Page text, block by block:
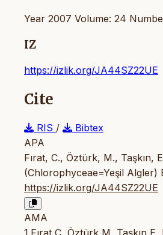
Year 2007 Volume: 24
IZ
https://izlik.org/JA44SZ22UE
Cite
RIS /
Bibtex
APA
Fırat, C., Öztürk, M., Taşkın,
(Chlorophyceae=Yeşil Algler)
https://izlik.org/JA44SZ22UE
AMA